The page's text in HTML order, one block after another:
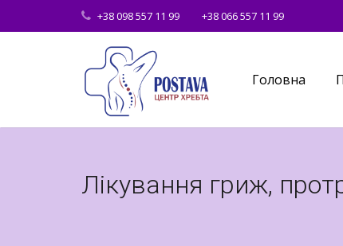
+38 098 557 11 99 +38 066 557 11 99
Головна
Лікування гриж,